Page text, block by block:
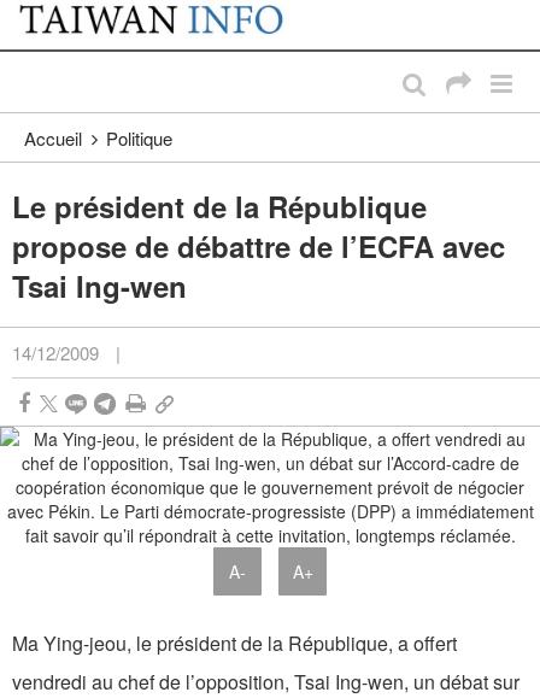
Passer au contenu principal
:::
Accueil Politique
Le président de la République
propose de débattre de l’ECFA avec
Tsai Ing-wen
14/12/2009 |
A- A+
Ma Ying-jeou, le président de la République, a offert
vendredi au chef de l’opposition, Tsai Ing-wen, un débat sur